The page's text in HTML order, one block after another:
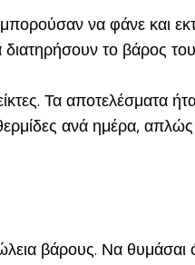
να φάνε και
το βάρος
Τα αποτελέσματα
ανά ημέρα, απλώς
βάρους. Να θυμάσαι